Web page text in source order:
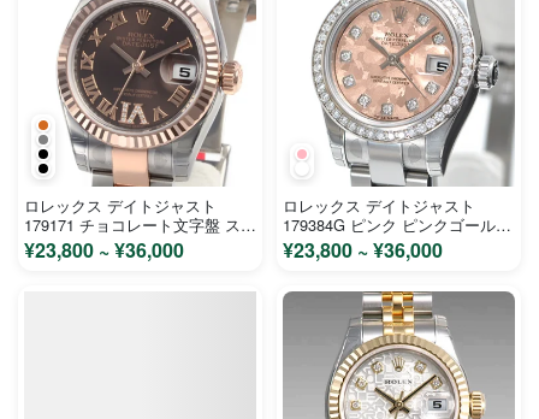
ロレックス デイトジャスト
179171 チョコレート文字盤 ステ
ンレス ピンクゴールド レディー
ス 時計 コピー
¥23,800 ~ ¥36,000
ロレックス デイトジャスト
179384G ピンク ピンクゴールド
クリスタル文字盤 ステンレス ホ
ワイトゴールド レディース 時計
¥23,800 ~ ¥36,000